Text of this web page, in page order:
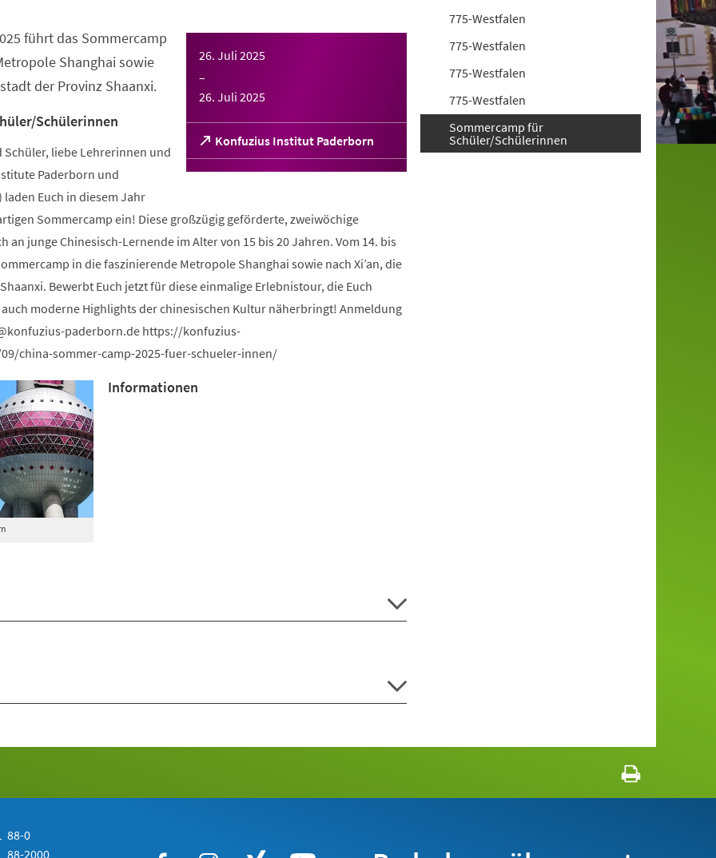
26. Juli 2025
–
26. Juli 2025
Konfuzius Institut Paderborn
(Öffnet
in
einem
führt das Sommercamp
Shanghai sowie
der Provinz Shaanxi.
Schülerinnen
liebe Lehrerinnen und
Paderborn und
Euch in diesem Jahr
Sommercamp ein! Diese großzügig geförderte, zweiwöchige
an junge Chinesisch-Lernende im Alter von 15 bis 20 Jahren. Vom 14. bis
in die faszinierende Metropole Shanghai sowie nach Xi’an, die
Bewerbt Euch jetzt für diese einmalige Erlebnistour, die Euch
moderne Highlights der chinesischen Kultur näherbringt! Anmeldung
konfuzius-paderborn dehttps://konfuzius-
china-sommer-camp-2025-fuer-schueler-innen/
Informationen
775-Westfalen
775-Westfalen
775-Westfalen
775-Westfalen
Sommercamp für
Schüler/Schülerinnen
88-0
88-2000